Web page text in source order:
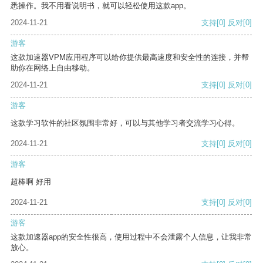
悉操作。我不用看说明书，就可以轻松使用这款app。
2024-11-21
支持[0] 反对[0]
游客
这款加速器VPM应用程序可以给你提供最高速度和安全性的连接，并帮
助你在网络上自由移动。
2024-11-21
支持[0] 反对[0]
游客
这款学习软件的社区氛围非常好，可以与其他学习者交流学习心得。
2024-11-21 支持[0] 反对[0]
游客
超棒啊 好用
2024-11-21 支持[0] 反对[0]
游客
这款加速器app的安全性很高，使用过程中不会泄露个人信息，让我非常
放心。